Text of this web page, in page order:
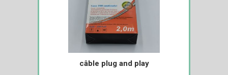
câble plug and play